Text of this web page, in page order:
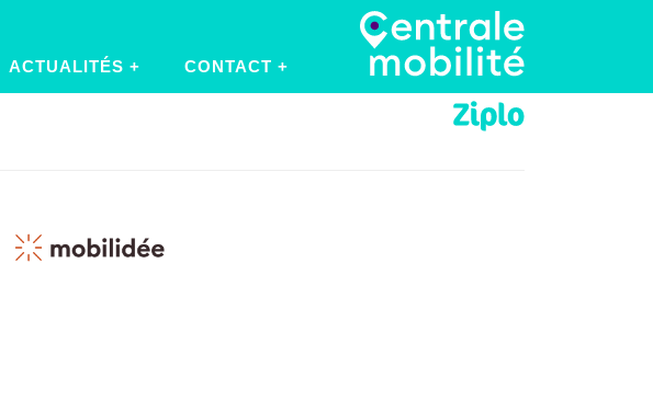
ACTUALITÉS CONTACT